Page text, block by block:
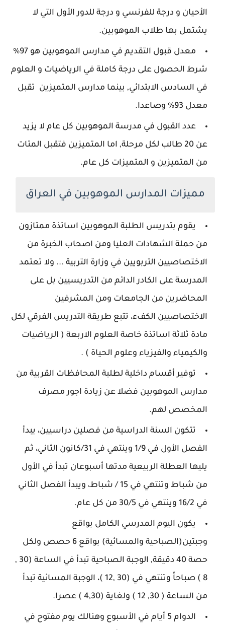
الأحيان و درجة للفرنسي و درجة للدور الأول التي لا
يشتمل بها طلاب الموهوبين.
معدل قبول التقديم في مدارس الموهوبين هو 97%
شرط الحصول على درجة كاملة في الرياضيات و العلوم
في السادس الابتدائي, بينما مدارس المتميزين تقبل
معدل 93% وصاعدا.
عدد القبول في مدرسة الموهوبين كل عام لا يزيد
عن 20 طالب لكل مرحلة, اما المتميزين فتقبل المئات
من المتميزين و المتميزات كل عام.
مميزات المدارس الموهوبين في العراق
يقوم بتدريس الطلبة الموهوبين اساتذة ممتازون
من حملة الشهادات العليا ومن اصحاب الخبرة من
الاختصاصيين التربويين في وزارة التربية ... ولا تعتمد
المدرسة على الكادر الدائم من التدريسيين بل على
المحاضرين من الجامعات ومن المشرفين
الاختصاصيين الكفء، تتبع طريقة التدريس الفرقي لكل
مادة ثلاثة اساتذة خاصة العلوم الاربعة ( الرياضيات
والكيمياء والفيزياء وعلوم الحياة ) .
توفير أقسام داخلية لطلبة المحافظات القربية من
مدارس الموهوبين فضلا عن زيادة اجور مصرف
المخصص لهم.
تتكون السنة الدراسية من فصلين دراسيين، يبدأ
الفصل الأول في 1/9 وينتهي في 31/كانون الثاني، ثم
يليها العطلة الربيعية مدتها أسبوعان تبدأ في الأول
من شباط وتنتهي في 15 / شباط، ويبدأ الفصل الثاني
في 16/2 وينتهي في 30/5 من كل عام.
يكون اليوم المدرسي الكامل بواقع
وجبتين(الصباحية والمسائية) بواقع 6 حصص ولكل
حصة 40 دقيقة, الوجبة الصباحية تبدأ في الساعة (30 ,
8 ) صباحاً وتنتهي في (30 ,12 )، الوجبة المسائية تبدأ
من الساعة ( 30, 12 ) ولغاية (4,30 ) عصرا.
الدوام 5 أيام في الأسبوع وهنالك يوم مفتوح في